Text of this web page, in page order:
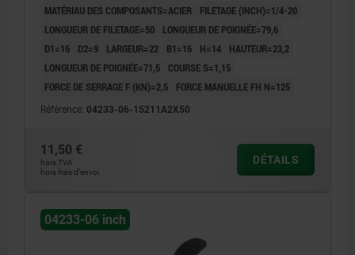
MATÉRIAU DES COMPOSANTS=ACIER
FILETAGE (INCH)=1/4-20
LONGUEUR DE FILETAGE=50
LONGUEUR DE POIGNÉE=79,6
D1=16
D2=9 LARGEUR=22 B1=16 H=14
HAUTEUR=23,2
LONGUEUR DE POIGNÉE=71,5
COURSE S=1,15
FORCE DE SERRAGE F (KN)=2,5
FORCE MANUELLE FH N=125
Référence: 04233-06-15211A2X50
11,50 €
hors TVA
hors frais d’envoi
DÉTAILS
04233-06 inch